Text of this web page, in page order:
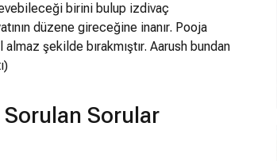
birini bulup izdivaç
düzene gireceğine inanır. Pooja
şekilde bırakmıştır. Aarush bundan
Sorulan Sorular